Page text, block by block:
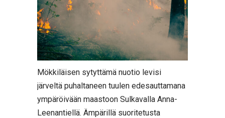
Mökkiläisen sytyttämä nuotio levisi
järveltä puhaltaneen tuulen edesauttamana
ympäröivään maastoon Sulkavalla Anna-
Leenantiellä. Ämpärillä suoritetusta